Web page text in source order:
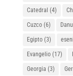
Catedral (4)
Cuzco(6)
Egipto(3)
Evangelio(17)
Georgia (3)